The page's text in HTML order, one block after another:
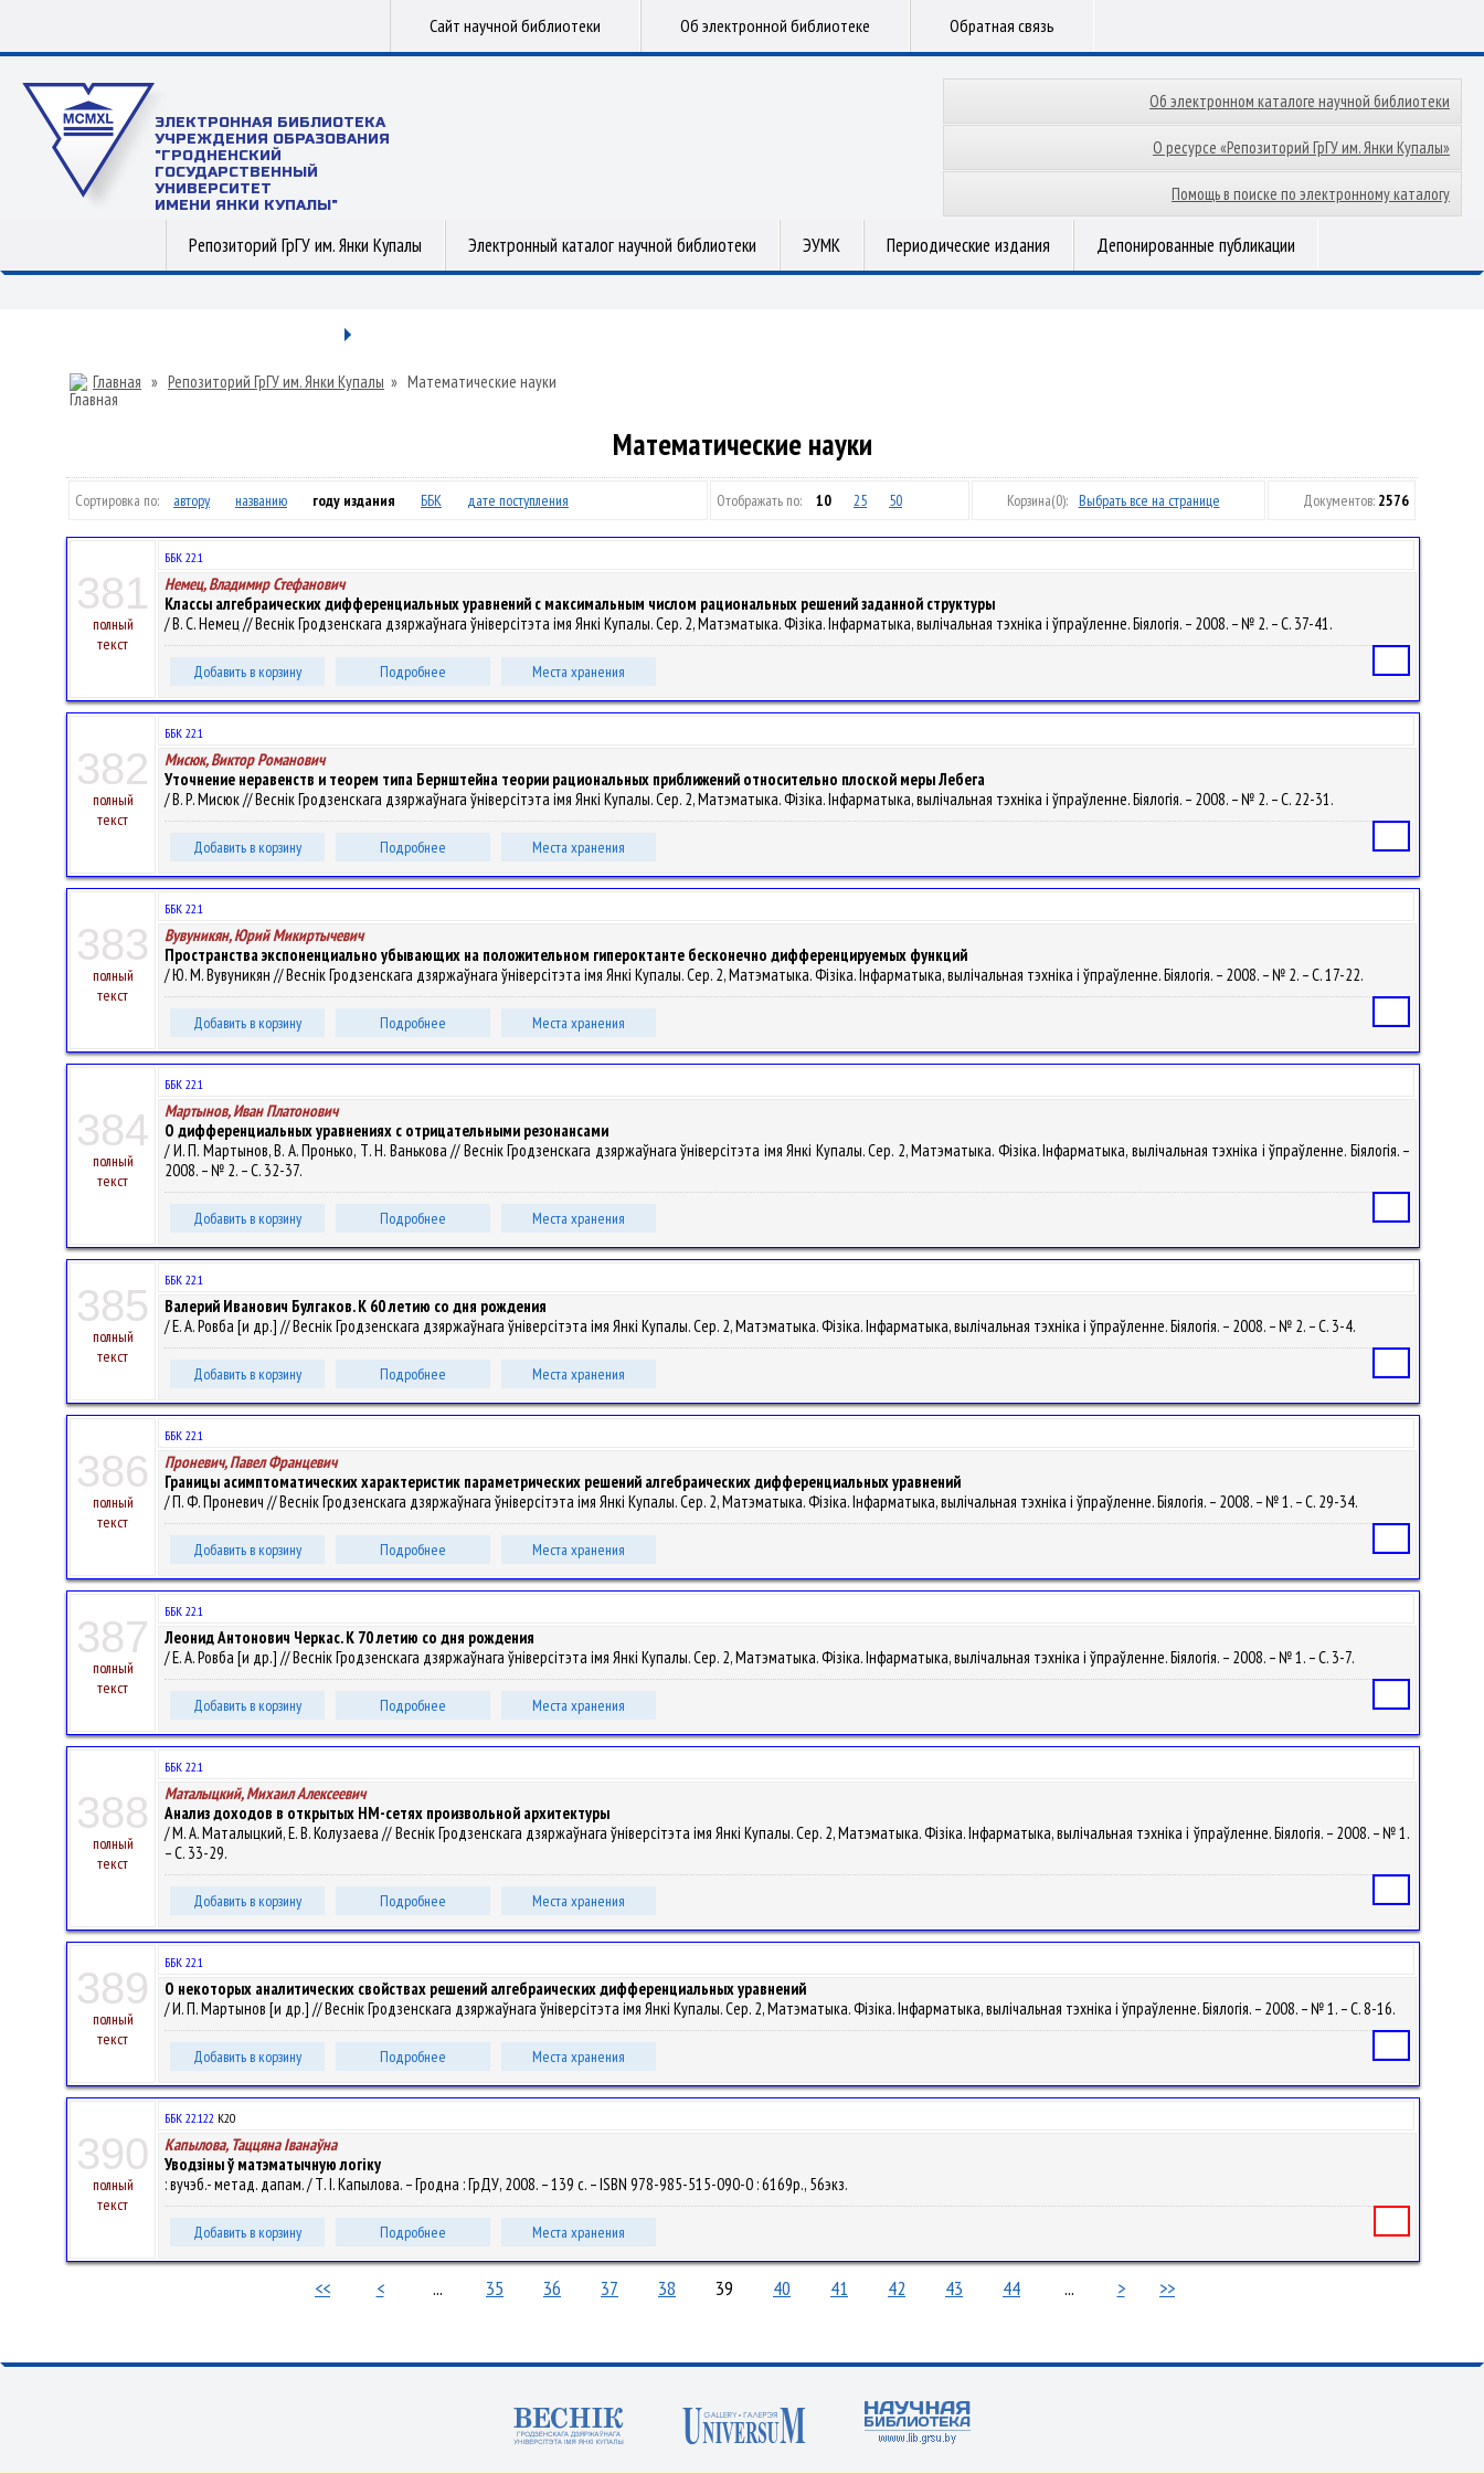
Сайт научной библиотеки Об электронной библиотеке Обратная связь
ЭЛЕКТРОННАЯ БИБЛИОТЕКА
УЧРЕЖДЕНИЯ ОБРАЗОВАНИЯ
"ГРОДНЕНСКИЙ
ГОСУДАРСТВЕННЫЙ
УНИВЕРСИТЕТ
ИМЕНИ ЯНКИ КУПАЛЫ"
Об электронном каталоге научной библиотеки
О ресурсе «Репозиторий ГрГУ им. Янки Купалы»
Помощь в поиске по электронному каталогу
Репозиторий ГрГУ им. Янки Купалы Электронный каталог научной библиотеки ЭУМК Периодические издания Депонированные публикации
Главная » Репозиторий ГрГУ им. Янки Купалы » Математические науки
Математические науки
Сортировка по: автору названию году издания ББК дате поступления Отображать по: 10 25 50 Корзина(0): Выбрать все на странице Документов: 2576
381
полный
текст
ББК 22.1
Немец, Владимир Стефанович
Классы алгебраических дифференциальных уравнений с максимальным числом рациональных решений заданной структуры
/ В. С. Немец // Веснік Гродзенскага дзяржаўнага ўніверсітэта імя Янкі Купалы. Сер. 2, Матэматыка. Фізіка. Інфарматыка, вылічальная тэхніка і ўпраўленне. Біялогія. – 2008. – № 2. – С. 37-41.
Добавить в корзину Подробнее Места хранения
382
полный
текст
ББК 22.1
Мисюк, Виктор Романович
Уточнение неравенств и теорем типа Бернштейна теории рациональных приближений относительно плоской меры Лебега
/ В. Р. Мисюк // Веснік Гродзенскага дзяржаўнага ўніверсітэта імя Янкі Купалы. Сер. 2, Матэматыка. Фізіка. Інфарматыка, вылічальная тэхніка і ўпраўленне. Біялогія. – 2008. – № 2. – С. 22-31.
Добавить в корзину Подробнее Места хранения
383
полный
текст
ББК 22.1
Вувуникян, Юрий Микиртычевич
Пространства экспоненциально убывающих на положительном гипероктанте бесконечно дифференцируемых функций
/ Ю. М. Вувуникян // Веснік Гродзенскага дзяржаўнага ўніверсітэта імя Янкі Купалы. Сер. 2, Матэматыка. Фізіка. Інфарматыка, вылічальная тэхніка і ўпраўленне. Біялогія. – 2008. – № 2. – С. 17-22.
Добавить в корзину Подробнее Места хранения
384
полный
текст
ББК 22.1
Мартынов, Иван Платонович
О дифференциальных уравнениях с отрицательными резонансами
/ И. П. Мартынов, В. А. Пронько, Т. Н. Ванькова // Веснік Гродзенскага дзяржаўнага ўніверсітэта імя Янкі Купалы. Сер. 2, Матэматыка. Фізіка. Інфарматыка, вылічальная тэхніка і ўпраўленне. Біялогія. –
2008. – № 2. – С. 32-37.
Добавить в корзину Подробнее Места хранения
385
полный
текст
ББК 22.1
Валерий Иванович Булгаков. К 60 летию со дня рождения
/ Е. А. Ровба [и др.] // Веснік Гродзенскага дзяржаўнага ўніверсітэта імя Янкі Купалы. Сер. 2, Матэматыка. Фізіка. Інфарматыка, вылічальная тэхніка і ўпраўленне. Біялогія. – 2008. – № 2. – С. 3-4.
Добавить в корзину Подробнее Места хранения
386
полный
текст
ББК 22.1
Проневич, Павел Францевич
Границы асимптоматических характеристик параметрических решений алгебраических дифференциальных уравнений
/ П. Ф. Проневич // Веснік Гродзенскага дзяржаўнага ўніверсітэта імя Янкі Купалы. Сер. 2, Матэматыка. Фізіка. Інфарматыка, вылічальная тэхніка і ўпраўленне. Біялогія. – 2008. – № 1. – С. 29-34.
Добавить в корзину Подробнее Места хранения
387
полный
текст
ББК 22.1
Леонид Антонович Черкас. К 70 летию со дня рождения
/ Е. А. Ровба [и др.] // Веснік Гродзенскага дзяржаўнага ўніверсітэта імя Янкі Купалы. Сер. 2, Матэматыка. Фізіка. Інфарматыка, вылічальная тэхніка і ўпраўленне. Біялогія. – 2008. – № 1. – С. 3-7.
Добавить в корзину Подробнее Места хранения
388
полный
текст
ББК 22.1
Маталыцкий, Михаил Алексеевич
Анализ доходов в открытых НМ-сетях произвольной архитектуры
/ М. А. Маталыцкий, Е. В. Колузаева // Веснік Гродзенскага дзяржаўнага ўніверсітэта імя Янкі Купалы. Сер. 2, Матэматыка. Фізіка. Інфарматыка, вылічальная тэхніка і ўпраўленне. Біялогія. – 2008. – № 1.
– С. 33-29.
Добавить в корзину Подробнее Места хранения
389
полный
текст
ББК 22.1
О некоторых аналитических свойствах решений алгебраических дифференциальных уравнений
/ И. П. Мартынов [и др.] // Веснік Гродзенскага дзяржаўнага ўніверсітэта імя Янкі Купалы. Сер. 2, Матэматыка. Фізіка. Інфарматыка, вылічальная тэхніка і ўпраўленне. Біялогія. – 2008. – № 1. – С. 8-16.
Добавить в корзину Подробнее Места хранения
390
полный
текст
ББК 22.122 К20
Капылова, Таццяна Iванаўна
Уводзіны ў матэматычную логіку
: вучэб.- метад. дапам. / Т. I. Капылова. – Гродна : ГрДУ, 2008. – 139 с. – ISBN 978-985-515-090-0 : 6169р., 56экз.
Добавить в корзину Подробнее Места хранения
<< < ... 35 36 37 38 39 40 41 42 43 44 ... > >>